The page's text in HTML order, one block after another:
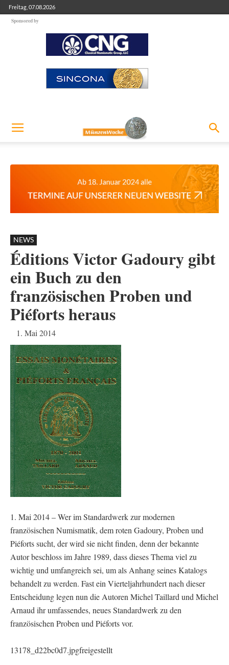
Freitag, 07.08.2026
Sponsored by
NEWS
Éditions Victor Gadoury gibt
ein Buch zu den
französischen Proben und
Piéforts heraus
1. Mai 2014
1. Mai 2014 – Wer im Standardwerk zur modernen
französischen Numismatik, dem roten Gadoury, Proben und
Piéforts sucht, der wird sie nicht finden, denn der bekannte
Autor beschloss im Jahre 1989, dass dieses Thema viel zu
wichtig und umfangreich sei, um als Anhang seines Katalogs
behandelt zu werden. Fast ein Vierteljahrhundert nach dieser
Entscheidung legen nun die Autoren Michel Taillard und Michel
Arnaud ihr umfassendes, neues Standardwerk zu den
französischen Proben und Piéforts vor.
13178_d22bc0d7.jpgfreigestellt